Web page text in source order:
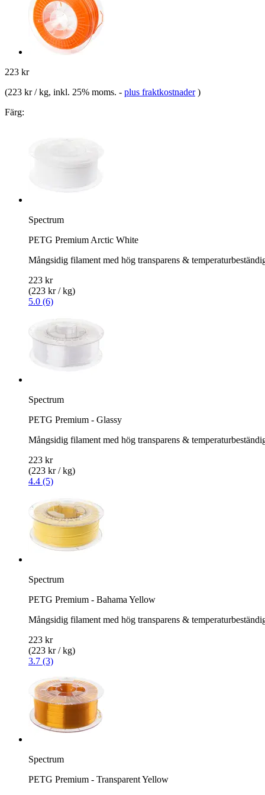
223 kr
(223 kr / kg, inkl. 25% moms. - plus fraktkostnader )
Färg:
Spectrum
PETG Premium Arctic White
Mångsidig filament med hög transparens &
223 kr
(223 kr / kg)
5.0 (6)
Spectrum
PETG Premium - Glassy
Mångsidig filament med hög transparens &
223 kr
(223 kr / kg)
4.4 (5)
Spectrum
PETG Premium - Bahama Yellow
Mångsidig filament med hög transparens &
223 kr
(223 kr / kg)
3.7 (3)
Spectrum
PETG Premium - Transparent Yellow